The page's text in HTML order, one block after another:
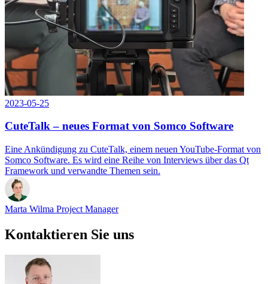
2023-05-25
CuteTalk – neues Format von Somco Software
Eine Ankündigung zu CuteTalk, einem neuen YouTube-Format von
Somco Software. Es wird eine Reihe von Interviews über das Qt
Framework und verwandte Themen sein.
Marta Wilma Project Manager
Kontaktieren Sie uns